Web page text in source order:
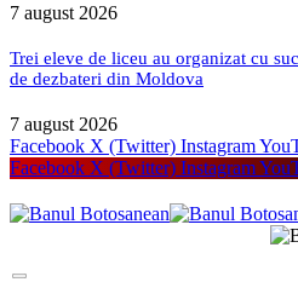
7 august 2026
Trei eleve de liceu au organizat cu
de dezbateri din Moldova
7 august 2026
Facebook X (Twitter) Instagram
Facebook X (Twitter) Instagram